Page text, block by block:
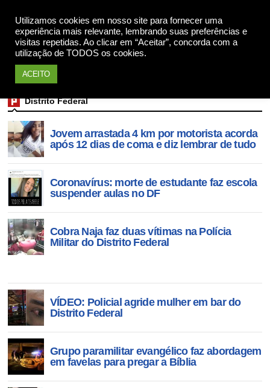
Utilizamos cookies em nosso site para fornecer uma
experiência mais relevante, lembrando suas preferências e
visitas repetidas. Ao clicar em “Aceitar”, concorda com a
utilização de TODOS os cookies.
ACEITO
Distrito Federal
Jovem arrastada 4 km por motorista acorda
após 12 dias de coma e diz lembrar de tudo
Coronavírus: morte de estudante faz escola
suspender aulas no DF
Cobra Naja faz duas vítimas na Polícia
Militar do Distrito Federal
VÍDEO: Policial agride mulher em bar do
Distrito Federal
Grupo paramilitar evangélico faz abordagem
em favelas para pregar a Bíblia